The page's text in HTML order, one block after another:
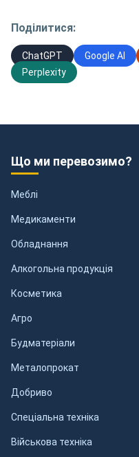
Поділитися:
ChatGPT Google AI
Perplexity
Що ми перевозимо?
Меблі
Медикаменти
Обладнання
Алкогольна продукція
Косметика
Агро
Будматеріали
Металопрокат
Добриво
Спеціальна техніка
Військова техніка